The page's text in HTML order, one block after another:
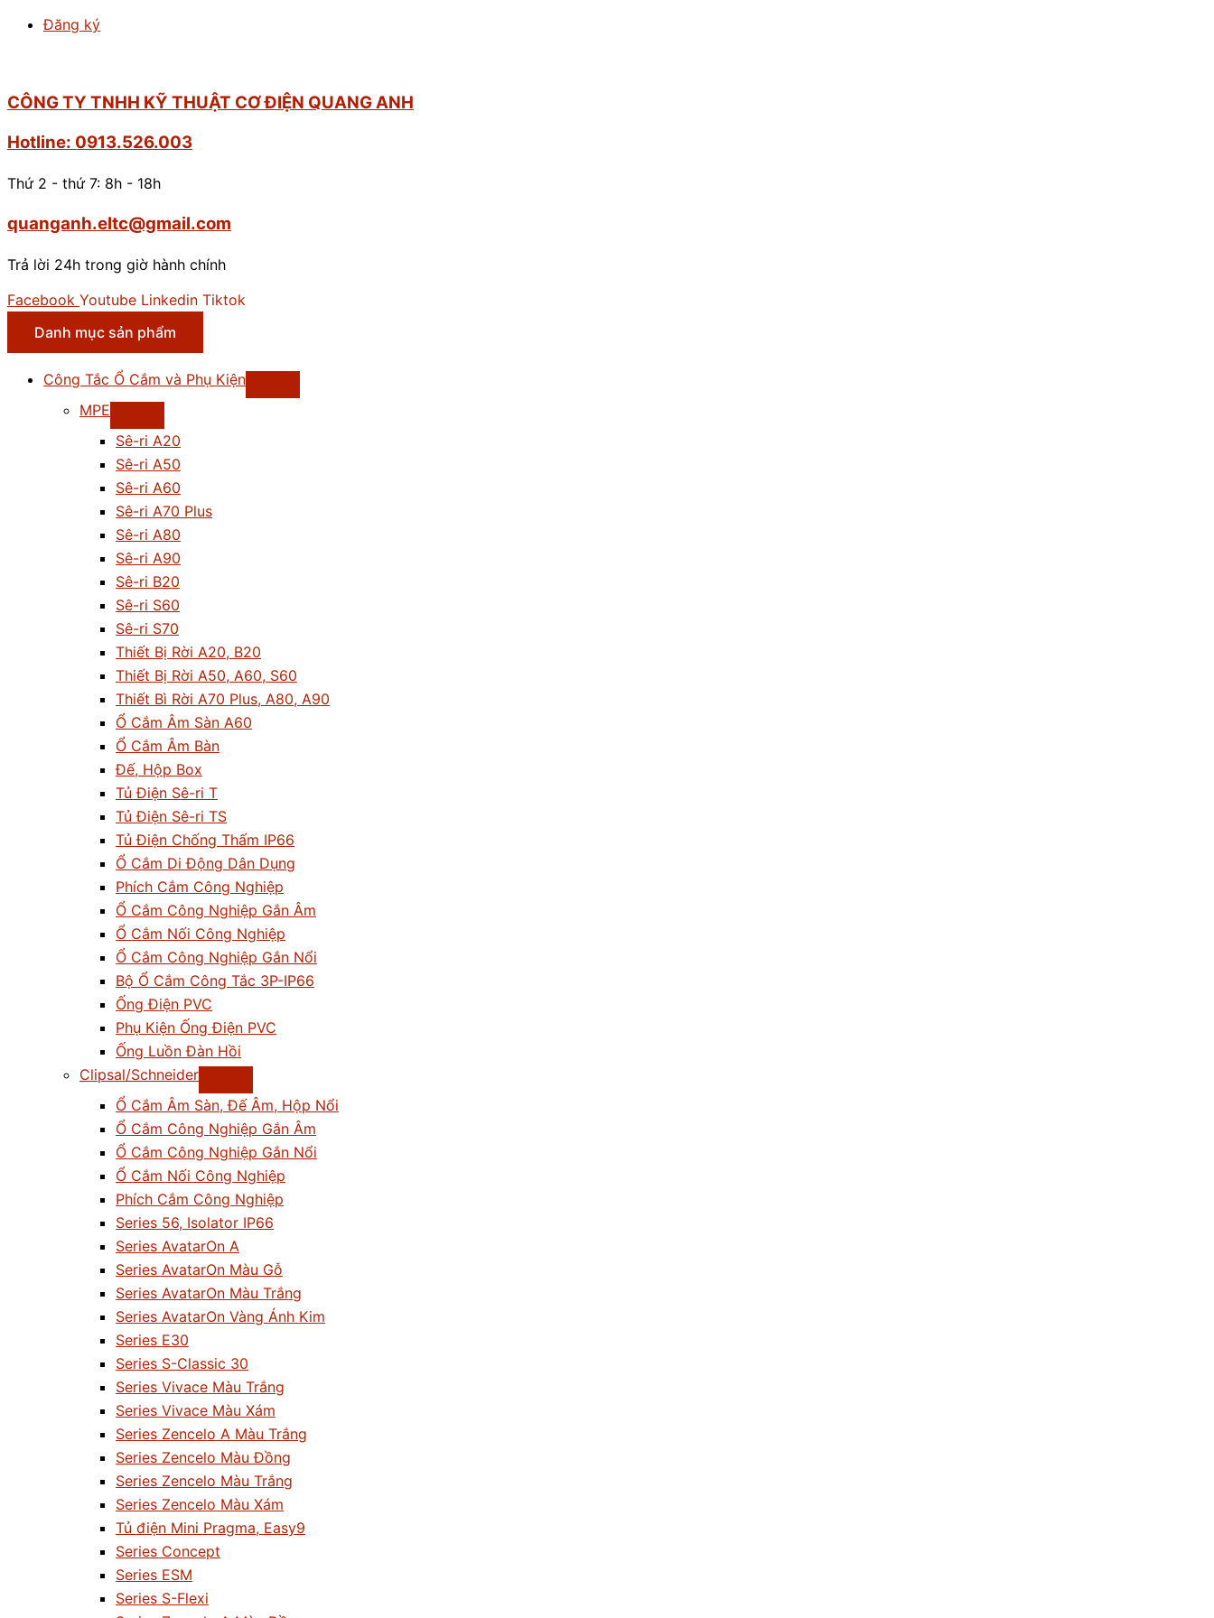
Đăng ký
CÔNG TY TNHH KỸ THUẬT CƠ ĐIỆN QUANG ANH
Hotline: 0913.526.003
Thứ 2 - thứ 7: 8h - 18h
quanganh.eltc@gmail.com
Trả lời 24h trong giờ hành chính
Facebook Youtube Linkedin Tiktok
Danh mục sản phẩm
Công Tắc Ổ Cắm và Phụ Kiện
MPE
Sê-ri A20
Sê-ri A50
Sê-ri A60
Sê-ri A70 Plus
Sê-ri A80
Sê-ri A90
Sê-ri B20
Sê-ri S60
Sê-ri S70
Thiết Bị Rời A20, B20
Thiết Bị Rời A50, A60, S60
Thiết Bì Rời A70 Plus, A80, A90
Ổ Cắm Âm Sàn A60
Ổ Cắm Âm Bàn
Đế, Hộp Box
Tủ Điện Sê-ri T
Tủ Điện Sê-ri TS
Tủ Điện Chống Thấm IP66
Ổ Cắm Di Động Dân Dụng
Phích Cắm Công Nghiệp
Ổ Cắm Công Nghiệp Gắn Âm
Ổ Cắm Nối Công Nghiệp
Ổ Cắm Công Nghiệp Gắn Nổi
Bộ Ổ Cắm Công Tắc 3P-IP66
Ống Điện PVC
Phụ Kiện Ống Điện PVC
Ống Luồn Đàn Hồi
Clipsal/Schneider
Ổ Cắm Âm Sàn, Đế Âm, Hộp Nổi
Ổ Cắm Công Nghiệp Gắn Âm
Ổ Cắm Công Nghiệp Gắn Nổi
Ổ Cắm Nối Công Nghiệp
Phích Cắm Công Nghiệp
Series 56, Isolator IP66
Series AvatarOn A
Series AvatarOn Màu Gỗ
Series AvatarOn Màu Trắng
Series AvatarOn Vàng Ánh Kim
Series E30
Series S-Classic 30
Series Vivace Màu Trắng
Series Vivace Màu Xám
Series Zencelo A Màu Trắng
Series Zencelo Màu Đồng
Series Zencelo Màu Trắng
Series Zencelo Màu Xám
Tủ điện Mini Pragma, Easy9
Series Concept
Series ESM
Series S-Flexi